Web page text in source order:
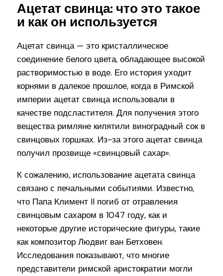
Ацетат свинца: что это такое
и как он используется
Ацетат свинца — это кристаллическое
соединение белого цвета, обладающее высокой
растворимостью в воде. Его история уходит
корнями в далекое прошлое, когда в Римской
империи ацетат свинца использовали в
качестве подсластителя. Для получения этого
вещества римляне кипятили виноградный сок в
свинцовых горшках. Из-за этого ацетат свинца
получил прозвище «свинцовый сахар».
К сожалению, использование ацетата свинца
связано с печальными событиями. Известно,
что Папа Климент II погиб от отравления
свинцовым сахаром в 1047 году, как и
некоторые другие исторические фигуры, такие
как композитор Людвиг ван Бетховен.
Исследования показывают, что многие
представители римской аристократии могли